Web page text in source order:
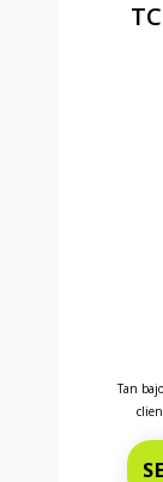
Antes
Tan